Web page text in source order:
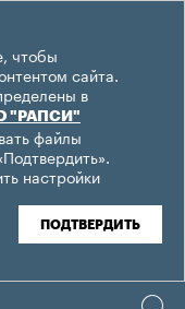
чтобы
сайта.
в
"РАПСИ"
файлы
настройки
ПОДТВЕРДИТЬ